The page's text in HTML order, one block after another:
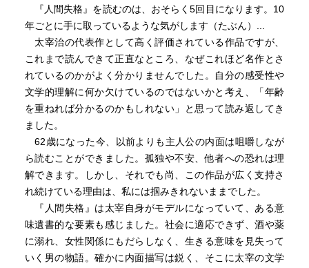
ストーリー自体が陰鬱であるのもそうだが、それ以上に、
一文すべてにパンチの重さがあると感じた。故に、短い小
説でありながらも心に残る。
本作は実在の人物の手記を基に太宰が自身の半生を投影し
て書いたものらしい。
いるからこそ、本作はリアリティがあり、読者の心を揺さ
ぶるのかもしれない。
作中の男の登場人物は、すべからく葉蔵の「敵」である。
全員が葉蔵を憎んでおり、苦しめようとする(と、彼は感じ
ている)。
対して、女はすべてが「味方」である。彼を助け、救おう
『人間失格』を読むのは、おそらく5回目になります。10
年ごとに手に取っているような気がします（たぶん）...
太宰治の代表作として高く評価されている作品ですが、
これまで読んできて正直なところ、なぜこれほど名作とさ
れているのかがよく分かりませんでした。自分の感受性や
文学的理解に何か欠けているのではないかと考え、「年齢
を重ねれば分かるのかもしれない」と思って読み返してき
ました。
62歳になった今、以前よりも主人公の内面は咀嚼しなが
ら読むことができました。孤独や不安、他者への恐れは理
解できます。しかし、それでも尚、この作品が広く支持さ
れ続けている理由は、私には掴みきれないままでした。
『人間失格』は太宰自身がモデルになっていて、ある意
味遺書的な要素も感じました。社会に適応できず、酒や薬
に溺れ、女性関係にもだらしなく、生きる意味を見失って
いく男の物語。確かに内面描写は鋭く、そこに太宰の文学